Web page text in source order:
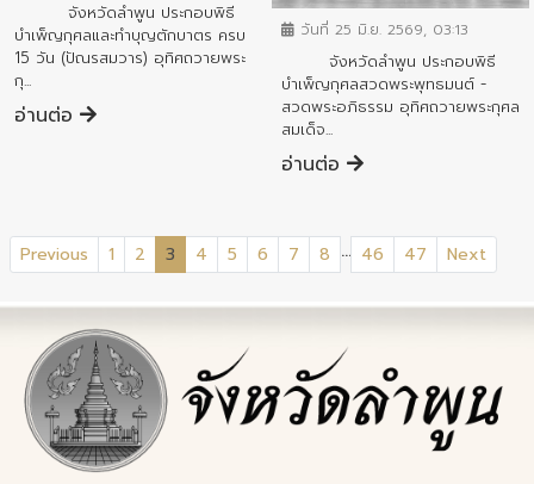
จังหวัดลำพูน ประกอบพิธี
บำเพ็ญกุศลและทำบุญตักบาตร ครบ
15 วัน (ปัณรสมวาร) อุทิศถวายพระ
กุ...
อ่านต่อ
วันที่ 25 มิ.ย. 2569, 03:13
จังหวัดลำพูน ประกอบพิธี
บำเพ็ญกุศลสวดพระพุทธมนต์ -
สวดพระอภิธรรม อุทิศถวายพระกุศล
สมเด็จ...
อ่านต่อ
Previous 1 2 3 (current)
4 5 6 7 8 ... 46 47 Next